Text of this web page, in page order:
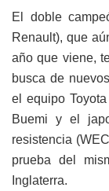
El doble
Renault), que
año que viene,
busca de
el equipo
Buemi y el
resistencia
prueba del
Inglaterra.